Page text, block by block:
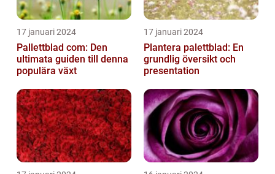
17 januari 2024
Pallettblad com: Den
ultimata guiden till denna
populära växt
17 januari 2024
Plantera palettblad: En
grundlig översikt och
presentation